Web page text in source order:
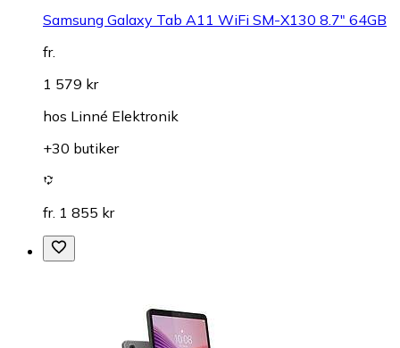
Samsung Galaxy Tab A11 WiFi SM-X130 8.7" 64GB
fr.
1 579 kr
hos Linné Elektronik
+30 butiker
fr. 1 855 kr